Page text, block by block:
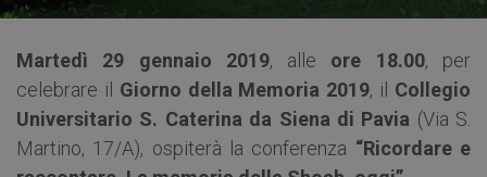
Martedì 29 gennaio 2019, alle ore 18.00, per
celebrare il Giorno della Memoria 2019, il Collegio
Universitario S. Caterina da Siena di Pavia (Via S.
Martino, 17/A), ospiterà la conferenza “Ricordare e